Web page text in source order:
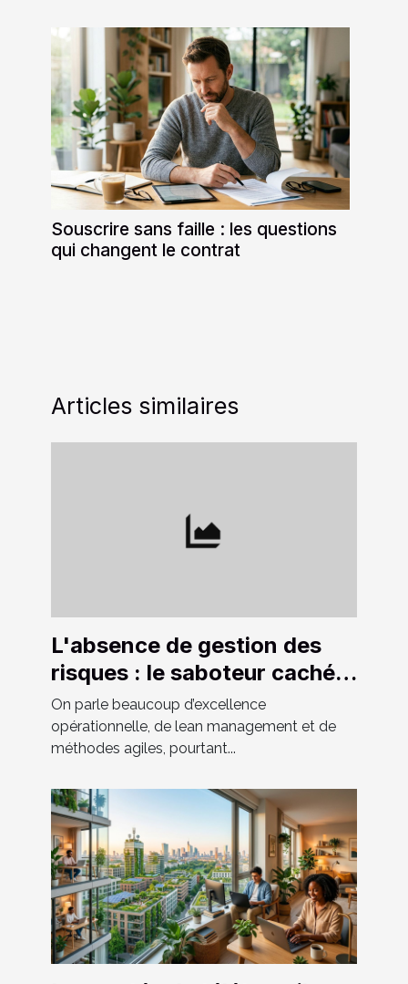
Souscrire sans faille : les questions
qui changent le contrat
Articles similaires
L'absence de gestion des
risques : le saboteur caché
de l'amélioration continue
On parle beaucoup d’excellence
opérationnelle, de lean management et de
méthodes agiles, pourtant...